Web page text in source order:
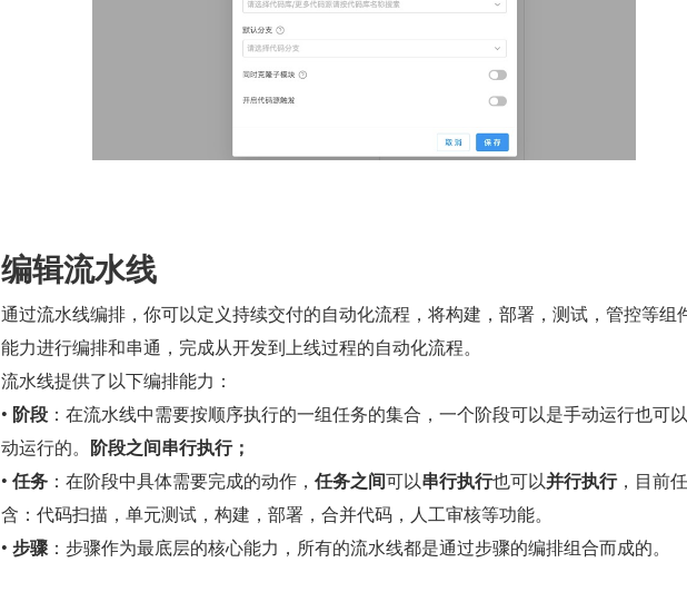
编辑流水线
通过流水线编排，你可以定义持续交付的自动化流程，将构建，部署，测试，管控等组
能力进行编排和串通，完成从开发到上线过程的自动化流程。
流水线提供了以下编排能力：
• 阶段 ：在流水线中需要按顺序执行的一组任务的集合，一个阶段可以是手动运行也可
动运行的。 阶段之间串行执行；
• 任务 ：在阶段中具体需要完成的动作， 任务之间可以串行执行也可以并行执行，目前
含：代码扫描，单元测试，构建，部署，合并代码，人工审核等功能。
• 步骤：步骤作为最底层的核心能力，所有的流水线都是通过步骤的编排组合而成的。